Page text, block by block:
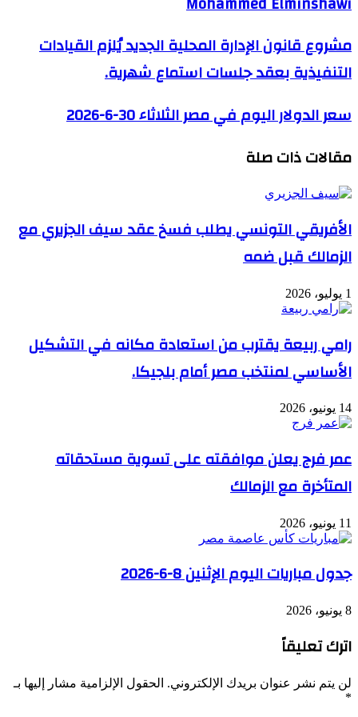
مشروع قانون الإدارة المحلية الجديد يُلزم القيادات
التنفيذية بعقد جلسات استماع شهرية.
سعر الدولار اليوم في مصر الثلاثاء 30-6-2026
مقالات ذات صلة
الأفريقي التونسي يطلب فسخ عقد سيف الجزيري مع
الزمالك قبل ضمه
1 يوليو، 2026
رامي ربيعة يقترب من استعادة مكانه في التشكيل
الأساسي لمنتخب مصر أمام بلجيكا.
14 يونيو، 2026
عمر فرج يعلن موافقته على تسوية مستحقاته
المتأخرة مع الزمالك
11 يونيو، 2026
جدول مباريات اليوم الإثنين 8-6-2026
8 يونيو، 2026
اترك تعليقاً
لن يتم نشر عنوان بريدك الإلكتروني. الحقول الإلزامية مشار إليها بـ
*